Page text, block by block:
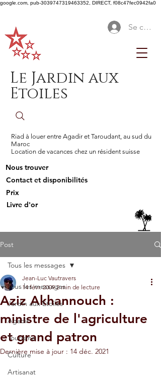
google.com, pub-3039747319463352, DIRECT, f08c47fec0942fa0
Se
Le Jardin aux
Etoiles
Riad à louer entre Agadir et Taroudant, au sud du
Maroc
Location de vacances chez un résident suisse
Nous trouver
Contact et disponibilités
Prix
Livre d'or
Post
Tous les messages
Jardin aux Etoiles
Agadir
Tourisme
Culture
Artisanat
Tous les messages
Aziz Akhannouch :
ministre de l'agriculture
et grand patron
Jean-Luc Vautravers
14 févr. 2009 2 min de lecture
Dernière mise à jour : 14 déc. 2021